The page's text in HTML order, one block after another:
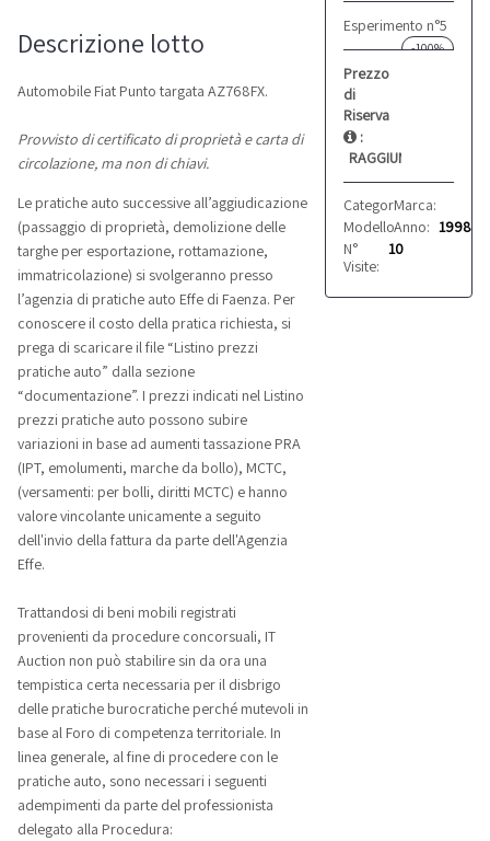
Esperimento n°5
-100%
Prezzo
di
Riserva
:
RAGGIUNTO
Categoria: Automobili
Marca:
Modello: Punto
Anno: 1998
N°
Visite:
10
Descrizione lotto
Automobile Fiat Punto targata AZ768FX.
Provvisto di certificato di proprietà e carta di
circolazione, ma non di chiavi.
Le pratiche auto successive all’aggiudicazione
(passaggio di proprietà, demolizione delle
targhe per esportazione, rottamazione,
immatricolazione) si svolgeranno presso
l’agenzia di pratiche auto Effe di Faenza. Per
conoscere il costo della pratica richiesta, si
prega di scaricare il file “Listino prezzi
pratiche auto” dalla sezione
“documentazione”. I prezzi indicati nel Listino
prezzi pratiche auto possono subire
variazioni in base ad aumenti tassazione PRA
(IPT, emolumenti, marche da bollo), MCTC,
(versamenti: per bolli, diritti MCTC) e hanno
valore vincolante unicamente a seguito
dell'invio della fattura da parte dell'Agenzia
Effe.
Trattandosi di beni mobili registrati
provenienti da procedure concorsuali, IT
Auction non può stabilire sin da ora una
tempistica certa necessaria per il disbrigo
delle pratiche burocratiche perché mutevoli in
base al Foro di competenza territoriale. In
linea generale, al fine di procedere con le
pratiche auto, sono necessari i seguenti
adempimenti da parte del professionista
delegato alla Procedura: